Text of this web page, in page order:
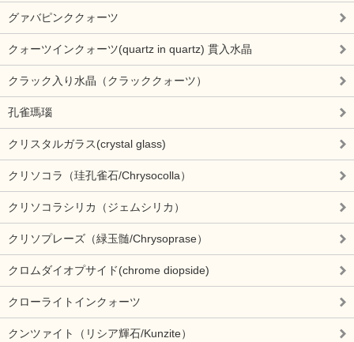
グァバピンククォーツ
クォーツインクォーツ(quartz in quartz) 貫入水晶
クラック入り水晶（クラッククォーツ）
孔雀瑪瑙
クリスタルガラス(crystal glass)
クリソコラ（珪孔雀石/Chrysocolla）
クリソコラシリカ（ジェムシリカ）
クリソプレーズ（緑玉髄/Chrysoprase）
クロムダイオプサイド(chrome diopside)
クローライトインクォーツ
クンツァイト（リシア輝石/Kunzite）